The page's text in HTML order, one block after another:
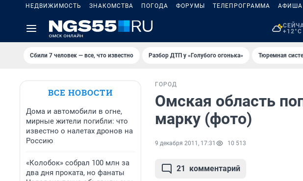
НЕДВИЖИМОСТЬ ЗНАКОМСТВА ПОГОДА ФОРУМЫ ТЕЛЕПРОГРАММА АФИША
+12°C
Сбили 7 человек — все, что известно Разбор ДТП у «Голубого огонька» Тюремная
ВСЕ НОВОСТИ
Дома и автомобили в огне,
мирные жители погибли: что
известно о налетах дронов на
Россию
«Колобок» собрал 100 млн за
два дня проката, но фанаты
ГОРОД
Омская область
марку (фото)
9 декабря 2011, 17:31 10 513
21 комментарий